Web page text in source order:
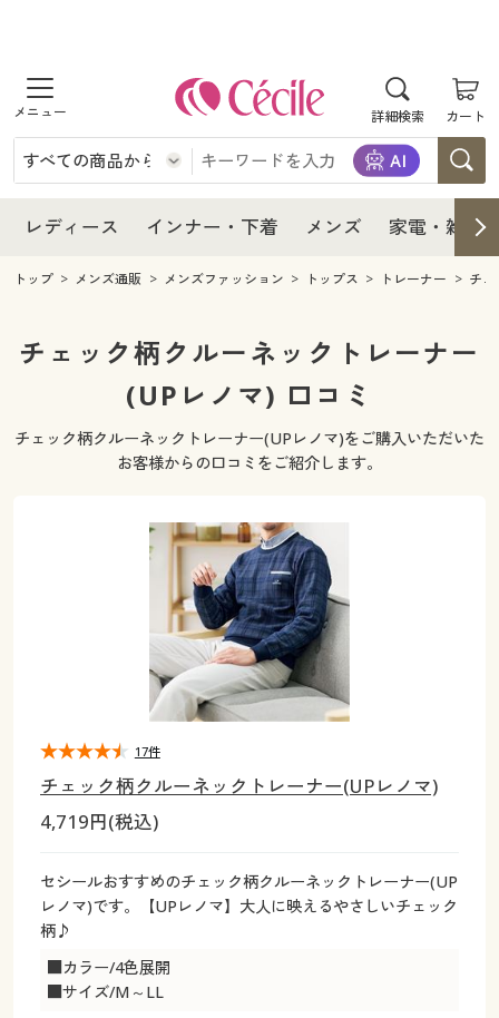
詳細検索 カート
商品を探す
レディース
レディースファッション
女性下着
インナー・下着
インナー・下着通販すべて
女性下着
ジュニア・ティーンズ下着
メンズ
メンズ通販すべて
メンズファッション
家電・雑貨
家電・雑貨すべて
キッチン・雑貨・日用品
寝具・インテリア・家具
寝具・インテリア・家具通販すべて
カーテン・ラグ・ファブリック
美容・健康通販すべて
美容・健康・サプリメント
制服・スクール
ジュニア・ティーンズ下着
大きいサイズ通販すべて
大きいサイズ レディース服
大きいサイズ レディース下着
大きいサイズ メンズ
大きいサイズ 事務・制服
カタログ
カタログ・チラシからのご注文
デジタルカタログ
カタログ無料プレゼント
レディース インナー・下着 メンズ 家電・雑貨
レディース
レディース通販すべて
レディースファッション
インナー・下着
インナー・下着通販すべて
ジュニア・ティーンズ下着
メンズ
キッチン・雑貨・日用品
寝具・インテリア・家具通販すべて
家具・収納
カーテン・ラグ・ファブリック
美容・健康通販すべて
制服・スクール
ジュニア・ティーンズ下着
大きいサイズ通販すべて
大きいサイズ レディース服
大きいサイズ レディース下着
大きいサイズ メンズ
大きいサイズ 事務・制服
シークレットセール
商品カテゴリ一覧
カタログ
カタログ無料プレゼント
会員メニュー
トップ メンズ通販 メンズファッション トップス トレーナー チ
チェック柄クルーネックトレーナー
(UPレノマ) 口コミ
チェック柄クルーネックトレーナー(UPレノマ)をご購入いただいた
お客様からの口コミをご紹介します。
チェック柄クルーネックトレーナー(UPレノマ)
4,719円(税込)
セシールおすすめのチェック柄クルーネックトレーナー(UP
レノマ)です。【UPレノマ】大人に映えるやさしいチェック
柄♪
■カラー/4色展開
■サイズ/M～LL
17件